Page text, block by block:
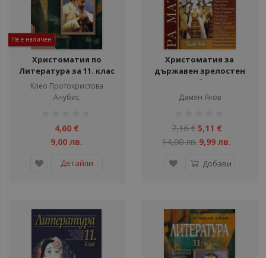
Не е наличен
Христоматия по
Литература за 11. клас
Клео Протохристова
Анубис
4,60 €
9,00 лв.
Детайли
Христоматия за
държавен зрелостен
изпит по български
език и литература
Дамян Яков
1%
7,16 € 5,11 €
14,00 лв. 9,99 лв.
Добави